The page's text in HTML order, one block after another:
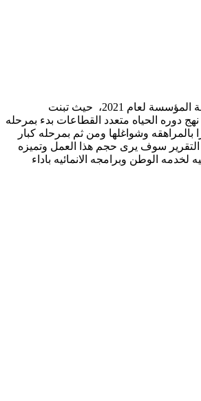
يغطي هذا التقرير انشطة المؤسسة لعام 2021، حيث تبنت
الحياه متعدد القطاعات بدء بمرحله
وشواغلها ومن ثم بمرحله كبار
سوف يرى حجم هذا العمل وتميزه
الوطن وبرامجه الانمائيه باداء